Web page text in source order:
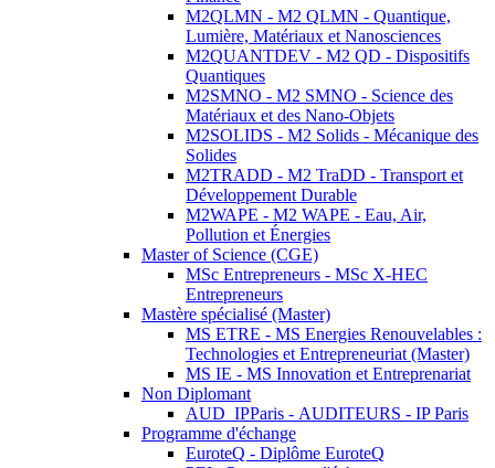
M2QLMN - M2 QLMN - Quantique,
Lumière, Matériaux et Nanosciences
M2QUANTDEV - M2 QD - Dispositifs
Quantiques
M2SMNO - M2 SMNO - Science des
Matériaux et des Nano-Objets
M2SOLIDS - M2 Solids - Mécanique des
Solides
M2TRADD - M2 TraDD - Transport et
Développement Durable
M2WAPE - M2 WAPE - Eau, Air,
Pollution et Énergies
Master of Science (CGE)
MSc Entrepreneurs - MSc X-HEC
Entrepreneurs
Mastère spécialisé (Master)
MS ETRE - MS Energies Renouvelables :
Technologies et Entrepreneuriat (Master)
MS IE - MS Innovation et Entreprenariat
Non Diplomant
AUD_IPParis - AUDITEURS - IP Paris
Programme d'échange
EuroteQ - Diplôme EuroteQ